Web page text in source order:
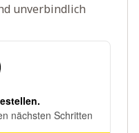
unverbindlich